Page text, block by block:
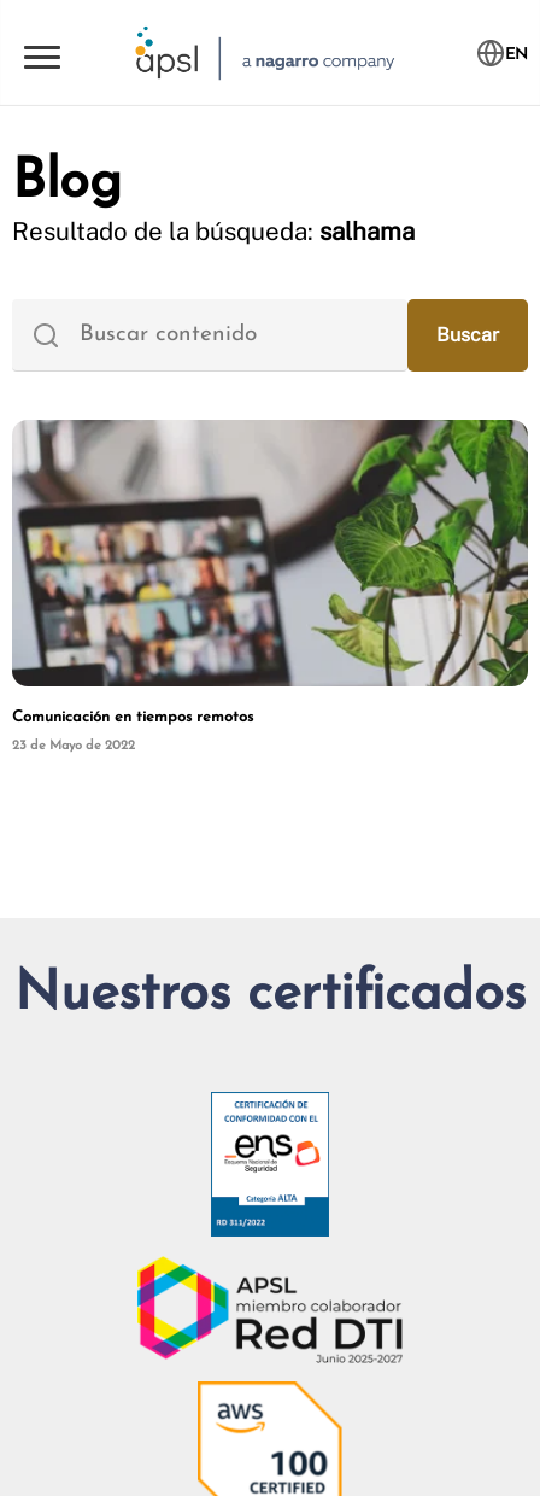
EN
Blog
Resultado de la búsqueda: salhama
Comunicación en tiempos remotos
23 de Mayo de 2022
Nuestros certificados